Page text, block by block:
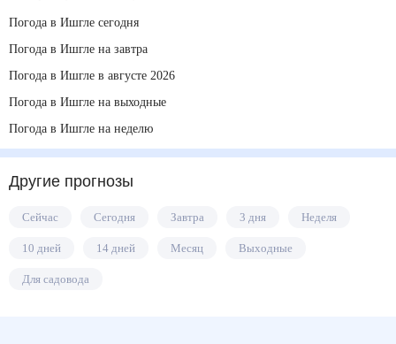
Погода в Ишгле сегодня
Погода в Ишгле на завтра
Погода в Ишгле в августе 2026
Погода в Ишгле на выходные
Погода в Ишгле на неделю
Другие прогнозы
Сейчас Сегодня Завтра 3 дня Неделя
10 дней 14 дней Месяц Выходные
Для садовода